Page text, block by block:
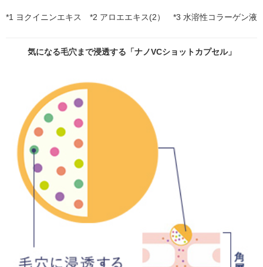
*1 ヨクイニンエキス *2 アロエエキス(2） *3 水溶性コラーゲン液
気になる毛穴まで浸透する「ナノVCショットカプセル」